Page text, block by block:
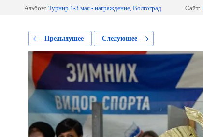
Альбом: Турнир 1-3 мая - награждение, Волгоград Сайт:
Предыдущее Следующее